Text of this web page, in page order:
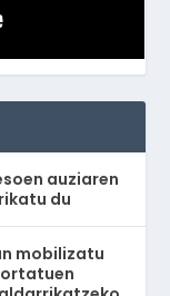
auziaren
du
mobilizatu